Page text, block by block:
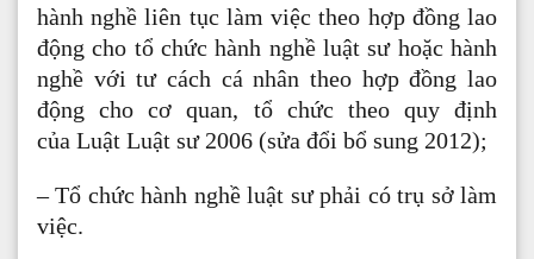
hành nghề liên tục làm việc theo hợp đồng lao
động cho tổ chức hành nghề luật sư hoặc hành
nghề với tư cách cá nhân theo hợp đồng lao
động cho cơ quan, tổ chức theo quy định
của Luật Luật sư 2006 (sửa đổi bổ sung 2012);
– Tổ chức hành nghề luật sư phải có trụ sở làm
việc.